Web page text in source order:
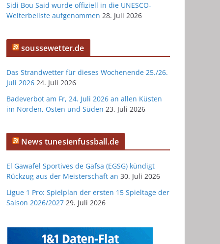
Sidi Bou Said wurde offiziell in die UNESCO-
Welterbeliste aufgenommen 28. Juli 2026
soussewetter.de
Das Strandwetter für dieses Wochenende 25./26.
Juli 2026 24. Juli 2026
Badeverbot am Fr, 24. Juli 2026 an allen Küsten
im Norden, Osten und Süden 23. Juli 2026
News tunesienfussball.de
El Gawafel Sportives de Gafsa (EGSG) kündigt
Rückzug aus der Meisterschaft an 30. Juli 2026
Ligue 1 Pro: Spielplan der ersten 15 Spieltage der
Saison 2026/2027 29. Juli 2026